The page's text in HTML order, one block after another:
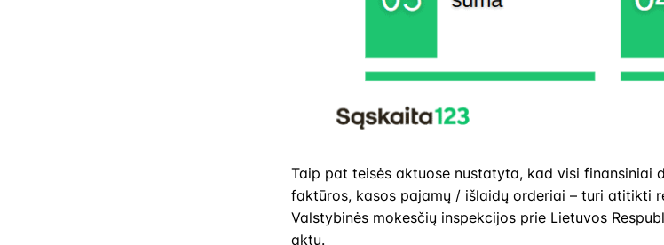
Taip pat teisės aktuose nustatyta, kad visi finansiniai
faktūros, kasos pajamų / išlaidų orderiai – turi atitikti
Valstybinės mokesčių inspekcijos prie Lietuvos
aktų.